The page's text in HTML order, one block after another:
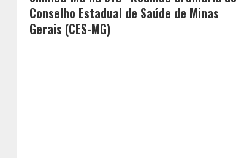
Conselho Estadual de Saúde de Minas
Gerais (CES-MG)